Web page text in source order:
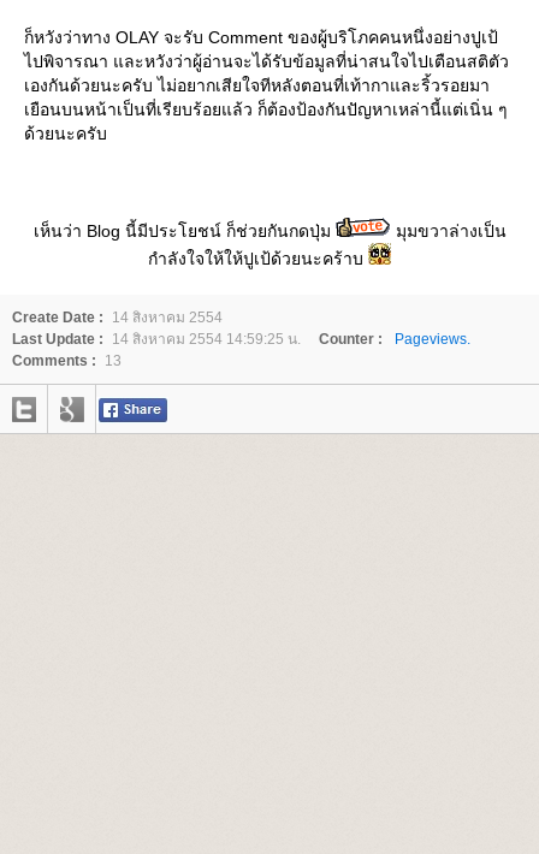
ก็หวังว่าทาง OLAY จะรับ Comment ของผู้บริโภคคนหนึ่งอย่างปูเป้
ไปพิจารณา และหวังว่าผู้อ่านจะได้รับข้อมูลที่น่าสนใจไปเตือนสติตัว
เองกันด้วยนะครับ ไม่อยากเสียใจทีหลังตอนที่เท้ากาและริ้วรอยมา
เยือนบนหน้าเป็นที่เรียบร้อยแล้ว ก็ต้องป้องกันปัญหาเหล่านี้แต่เนิ่น ๆ
ด้วยนะครับ
เห็นว่า Blog นี้มีประโยชน์ ก็ช่วยกันกดปุ่ม
มุมขวาล่างเป็น
กำลังใจให้ให้ปูเป้ด้วยนะคร้าบ
Create Date :
14 สิงหาคม 2554
Last Update :
14 สิงหาคม 2554 14:59:25 น. Counter :
Pageviews.
Comments :
13